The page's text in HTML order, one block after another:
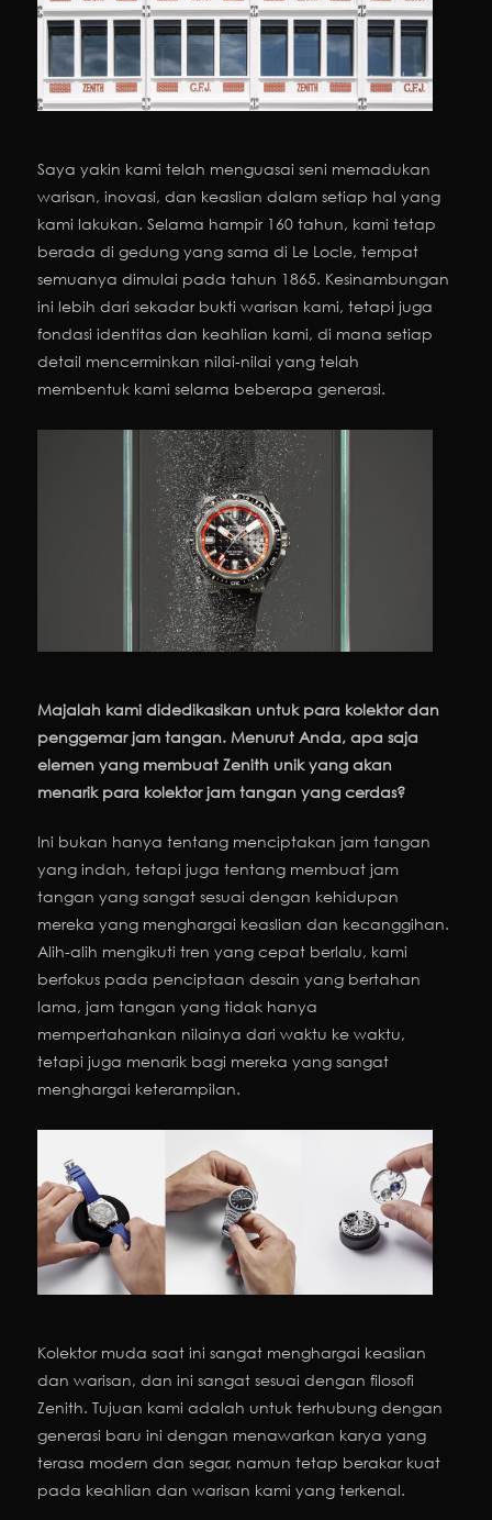
Saya yakin kami telah menguasai seni memadukan
warisan, inovasi, dan keaslian dalam setiap hal yang
kami lakukan. Selama hampir 160 tahun, kami tetap
berada di gedung yang sama di Le Locle, tempat
semuanya dimulai pada tahun 1865. Kesinambungan
ini lebih dari sekadar bukti warisan kami, tetapi juga
fondasi identitas dan keahlian kami, di mana setiap
detail mencerminkan nilai-nilai yang telah
membentuk kami selama beberapa generasi.
Majalah kami didedikasikan untuk para kolektor dan
penggemar jam tangan. Menurut Anda, apa saja
elemen yang membuat Zenith unik yang akan
menarik para kolektor jam tangan yang cerdas?
Ini bukan hanya tentang menciptakan jam tangan
yang indah, tetapi juga tentang membuat jam
tangan yang sangat sesuai dengan kehidupan
mereka yang menghargai keaslian dan kecanggihan.
Alih-alih mengikuti tren yang cepat berlalu, kami
berfokus pada penciptaan desain yang bertahan
lama, jam tangan yang tidak hanya
mempertahankan nilainya dari waktu ke waktu,
tetapi juga menarik bagi mereka yang sangat
menghargai keterampilan.
Kolektor muda saat ini sangat menghargai keaslian
dan warisan, dan ini sangat sesuai dengan filosofi
Zenith. Tujuan kami adalah untuk terhubung dengan
generasi baru ini dengan menawarkan karya yang
terasa modern dan segar, namun tetap berakar kuat
pada keahlian dan warisan kami yang terkenal.